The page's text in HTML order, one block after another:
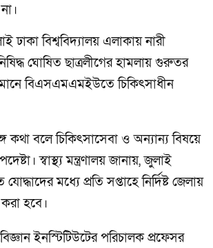
বিশ্ববিদ্যালয় এলাকায় নারী
ঘোষিত ছাত্রলীগের হামলায় গুরুতর
বিএসএমএমইউতে চিকিৎসাধীন
কথা বলে চিকিৎসাসেবা ও অন্যান্য বিষয়ে
স্বাস্থ্য মন্ত্রণালয় জানায়, জুলাই
মধ্যে প্রতি সপ্তাহে নির্দিষ্ট জেলায়
হবে।
ইনস্টিটিউটের পরিচালক প্রফেসর